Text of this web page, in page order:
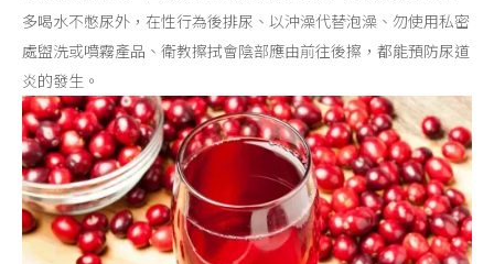
多喝水不憋尿外，在性行為後排尿、以沖澡代替泡澡、勿使用私密
處盥洗或噴霧產品、衛教擦拭會陰部應由前往後擦，都能預防尿道
炎的發生。